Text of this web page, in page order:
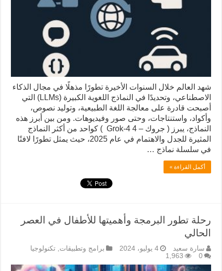
شهد العالم خلال السنوات الأخيرة تطورًا مذهلًا في مجال الذكاء
الاصطناعي، وتحديدًا في النماذج اللغوية الكبيرة (LLMs) التي
أصبحت قادرة على معالجة اللغة الطبيعية، وتوليد نصوص،
وأكواد، واستنتاجات، وحتى صور وفيديوهات. ومن بين أبرز هذه
النماذج، يبرز ( جروك – 4 Grok-4 ) كواحد من أكثر النماذج
المثيرة للجدل والاهتمام في عام 2025، حيث يمثل تطورًا لافتًا
في سلسلة نماذج …
أكمل القراءة »
رحلة تطور البرمجة وأهميتها للأطفال في العصر
الحالي
سارة سعيد 4 يوليو، 2024 برامج وتطبيقات, تكنولوجيا
0
1,963